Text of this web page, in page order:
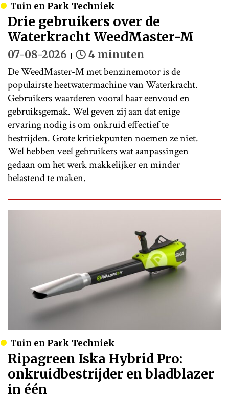
Tuin en Park Techniek
Drie gebruikers over de
Waterkracht WeedMaster-M
07-08-2026 4 minuten
De WeedMaster-M met benzinemotor is de
populairste heetwatermachine van Waterkracht.
Gebruikers waarderen vooral haar eenvoud en
gebruiksgemak. Wel geven zij aan dat enige
ervaring nodig is om onkruid effectief te
bestrijden. Grote kritiekpunten noemen ze niet.
Wel hebben veel gebruikers wat aanpassingen
gedaan om het werk makkelijker en minder
belastend te maken.
Tuin en Park Techniek
Ripagreen Iska Hybrid Pro:
onkruidbestrijder en bladblazer
in één